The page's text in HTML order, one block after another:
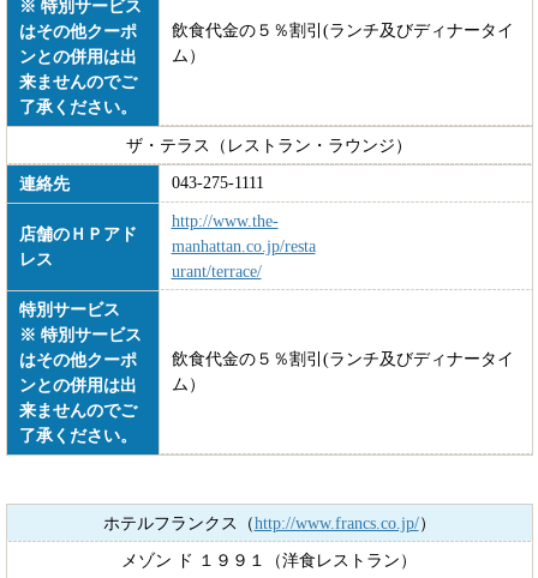
※ 特別サービス
はその他クーポ
ンとの併用は出
来ませんのでご
了承ください。
飲食代金の５％割引(ランチ及びディナータイ
ム）
ザ・テラス（レストラン・ラウンジ）
連絡先
043-275-1111
店舗のＨＰアド
レス
http://www.the-
manhattan.co.jp/resta
urant/terrace/
特別サービス
※ 特別サービス
はその他クーポ
ンとの併用は出
来ませんのでご
了承ください。
飲食代金の５％割引(ランチ及びディナータイ
ム）
ホテルフランクス（http://www.francs.co.jp/）
メゾン ド １９９１（洋食レストラン）